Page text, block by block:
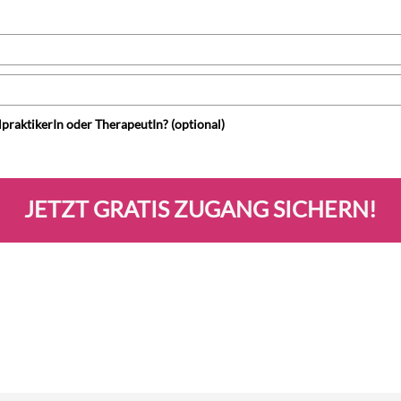
oder TherapeutIn? (optional)
JETZT GRATIS ZUGANG SICHERN!